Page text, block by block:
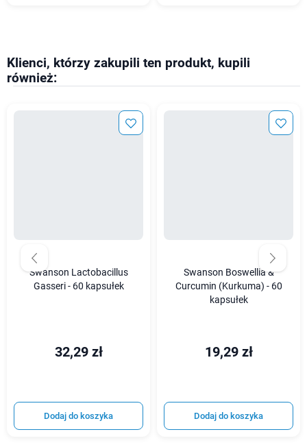
Klienci, którzy zakupili ten produkt, kupili
również:
Swanson Lactobacillus
Gasseri - 60 kapsułek
32,29 zł
Dodaj do koszyka
Swanson Boswellia &
Curcumin (Kurkuma) - 60
kapsułek
19,29 zł
Dodaj do koszyka